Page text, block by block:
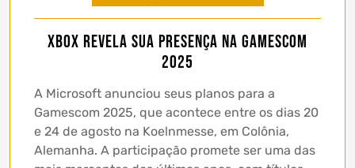
Xbox revela sua presença na Gamescom
2025
A Microsoft anunciou seus planos para a
Gamescom 2025, que acontece entre os dias 20
e 24 de agosto na Koelnmesse, em Colônia,
Alemanha. A participação promete ser uma das